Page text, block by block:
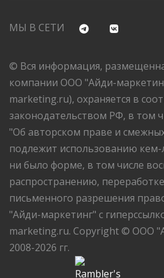
МЫ В СЕТИ
© Вся информация,
компании ООО "Айди-
marketing.ru), охраняется в
законодательством РФ, в том
"Об авторском праве и
подлежит использованию кем-
ни было форме, в том числе
распространению,
письменного разрешения
"Айди-маркетинг" с
marketing.ru. Copyright © ООО
2008-2026 гг.